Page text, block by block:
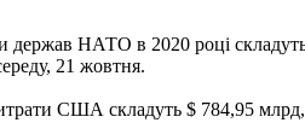
держав НАТО в 2020 році
21 жовтня.
США складуть $ 784,95